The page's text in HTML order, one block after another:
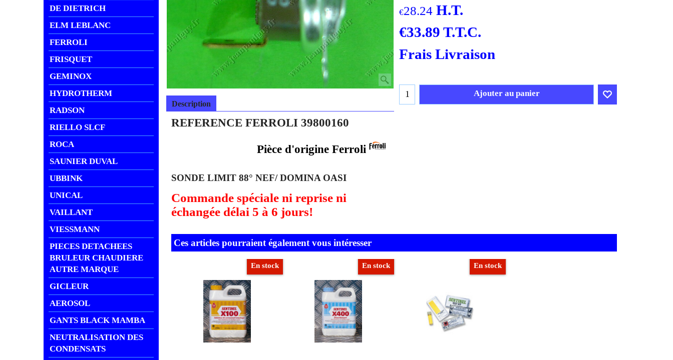
DE DIETRICH
ELM LEBLANC
FERROLI
FRISQUET
GEMINOX
HYDROTHERM
RADSON
RIELLO SLCF
ROCA
SAUNIER DUVAL
UBBINK
UNICAL
VAILLANT
VIESSMANN
PIECES DETACHEES
BRULEUR CHAUDIERE
AUTRE MARQUE
GICLEUR
AEROSOL
GANTS BLACK MAMBA
NEUTRALISATION DES
CONDENSATS
€28.24 H.T.
€33.89 T.T.C.
Frais Livraison
Ajouter au panier
Description
REFERENCE FERROLI 39800160
Pièce d'origine Ferroli
SONDE LIMIT 88° NEF/ DOMINA OASI
Commande spéciale ni reprise ni
échangée délai 5 à 6 jours!
Ces articles pourraient également vous intéresser
En stock En stock En stock